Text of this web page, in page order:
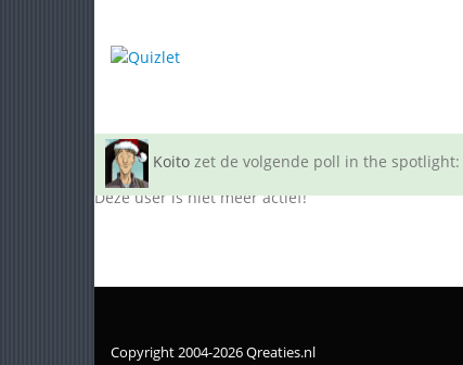
Koito zet de volgende poll in the spotlight:
Deze user is niet meer actief!
Copyright 2004-2026 Qreaties.nl